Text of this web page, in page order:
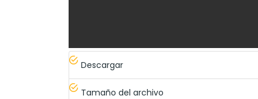
Descargar
Tamaño del archivo